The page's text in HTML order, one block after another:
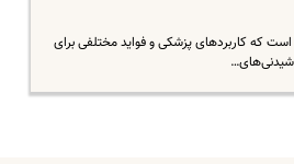
که کاربردهای پزشکی و فواید مختلفی برای